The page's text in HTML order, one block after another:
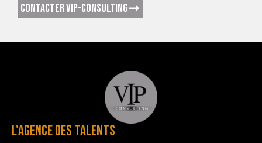
CONTACTER VIP-CONSULTING
L'AGENCE DES TALENTS